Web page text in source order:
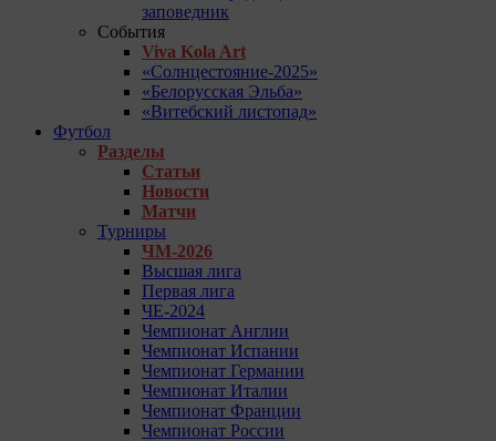
заповедник
События
Viva Kola Art
«Солнцестояние-2025»
«Белорусская Эльба»
«Витебский листопад»
Футбол
Разделы
Статьи
Новости
Матчи
Турниры
ЧМ-2026
Высшая лига
Первая лига
ЧЕ-2024
Чемпионат Англии
Чемпионат Испании
Чемпионат Германии
Чемпионат Италии
Чемпионат Франции
Чемпионат России